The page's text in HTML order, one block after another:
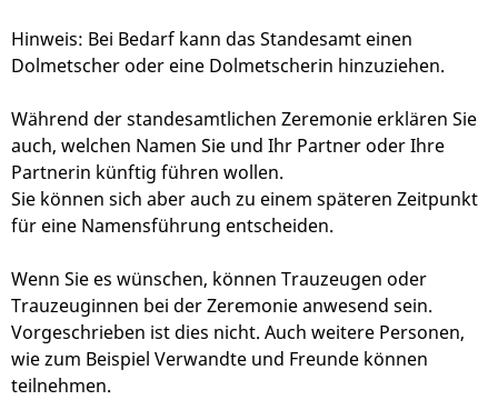
Hinweis: Bei Bedarf kann das Standesamt einen
Dolmetscher oder eine Dolmetscherin hinzuziehen.
Während der standesamtlichen Zeremonie erklären Sie
auch, welchen Namen Sie und Ihr Partner oder Ihre
Partnerin künftig führen wollen.
Sie können sich aber auch zu einem späteren Zeitpunkt
für eine Namensführung entscheiden.
Wenn Sie es wünschen, können Trauzeugen oder
Trauzeuginnen bei der Zeremonie anwesend sein.
Vorgeschrieben ist dies nicht. Auch weitere Personen,
wie zum Beispiel Verwandte und Freunde können
teilnehmen.